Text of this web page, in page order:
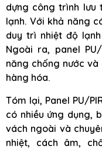
dựng công trình lưu
lạnh. Với khả năng
duy trì nhiệt độ
Ngoài ra, panel
năng chống nước
hàng hóa.
Tóm lại, Panel PU/
có nhiều ứng dụng,
vách ngoài và
nhiệt, cách âm,